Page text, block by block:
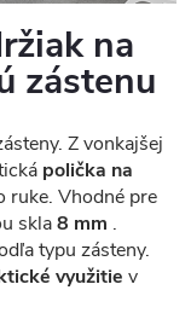
na
zástenu
Z vonkajšej
polička na
ruke. Vhodné pre
skla8 mm .
typu zásteny.
využitie v